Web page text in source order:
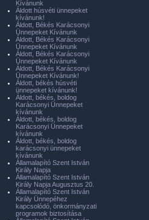
Kívánunk
Áldott húsvéti ünnepeket
kívánunk!
Áldott, Békés Karácsonyi
Ünnepeket Kívánunk
Áldott, Békés Karácsonyi
Ünnepeket Kívánunk
Áldott, Békés Karácsonyi
Ünnepeket Kívánunk
Áldott, Békés Karácsonyi
Ünnepeket Kívánunk!
Áldott, békés húsvéti
ünnepeket kívánunk!
Áldott, békés, boldog
Karácsonyi Ünnepeket
kívánunk
Áldott, békés, boldog
Karácsonyi Ünnepeket
kívánunk
Áldott, békés, boldog
karácsonyi ünnepeket
kívánunk
Államalapító Szent István
Király Napja
Államalapító Szent István
Király Napja Augusztus 20.
Államalapító Szent István
Király Ünnepéhez
kapcsolódó, önkormányzati
programok biztosítása